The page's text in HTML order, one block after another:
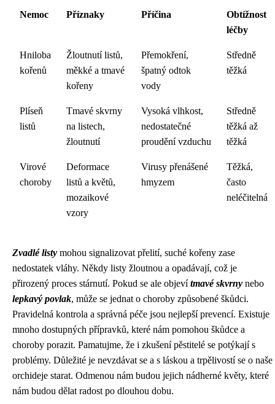
Nemoc
Příznaky Příčina
Obtížnost
léčby
Hniloba
kořenů
Žloutnutí listů,
měkké a tmavé
kořeny
Přemokření,
špatný odtok
vody
Středně
těžká
Plíseň
listů
Tmavé skvrny
na listech,
žloutnutí
Vysoká vlhkost,
nedostatečné
proudění vzduchu
Středně
těžká až
těžká
Virové
choroby
Deformace
listů a květů,
mozaikové
vzory
Virusy přenášené
hmyzem
Těžká,
často
neléčitelná
Zvadlé listy mohou signalizovat přelití, suché kořeny zase
nedostatek vláhy. Někdy listy žloutnou a opadávají, což je
přirozený proces stárnutí. Pokud se ale objevítmavé skvrny nebo
lepkavý povlak, může se jednat o choroby způsobené škůdci.
Pravidelná kontrola a správná péče jsou nejlepší prevencí. Existuje
mnoho dostupných přípravků, které nám pomohou škůdce a
choroby porazit. Pamatujme, že i zkušení pěstitelé se potýkají s
problémy. Důležité je nevzdávat se a s láskou a trpělivostí se o naše
orchideje starat. Odmenou nám budou jejich nádherné květy, které
nám budou dělat radost po dlouhou dobu.